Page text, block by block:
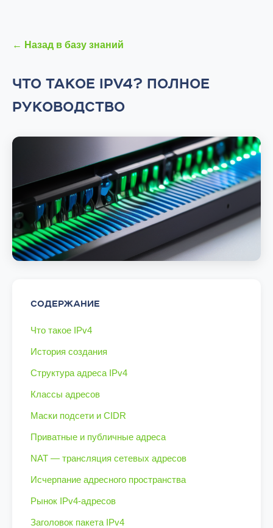
← Назад в базу знаний
ЧТО ТАКОЕ IPV4? ПОЛНОЕ
РУКОВОДСТВО
СОДЕРЖАНИЕ
Что такое IPv4
История создания
Структура адреса IPv4
Классы адресов
Маски подсети и CIDR
Приватные и публичные адреса
NAT — трансляция сетевых адресов
Исчерпание адресного пространства
Рынок IPv4-адресов
Заголовок пакета IPv4